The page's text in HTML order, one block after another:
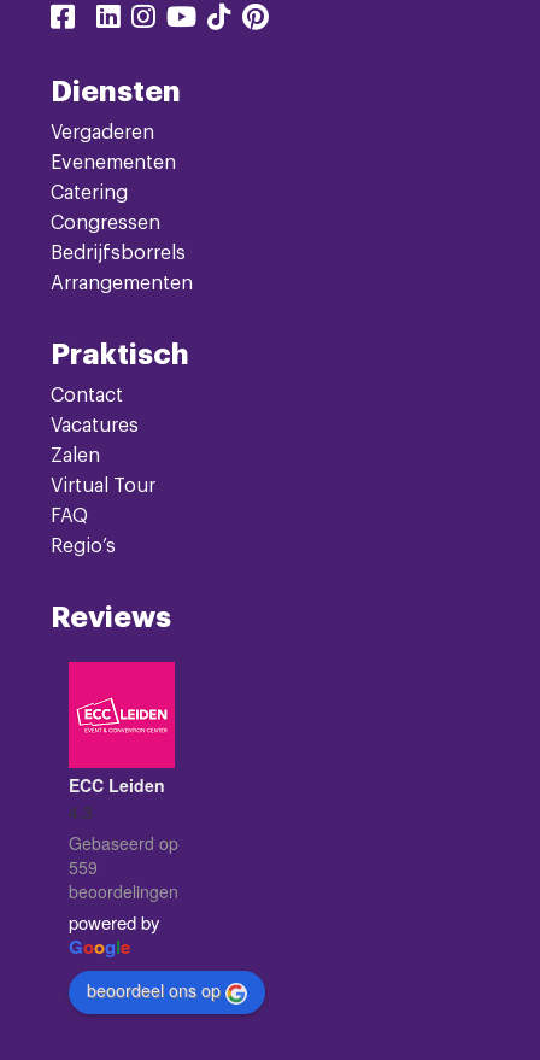
Delen
via
Delen
via
Delen
via
Delen
via
Delen
via
Delen
via
Delen
Diensten
Vergaderen
Evenementen
Catering
Congressen
Bedrijfsborrels
Arrangementen
Praktisch
Contact
Vacatures
Zalen
Virtual Tour
FAQ
Regio’s
Reviews
ECC Leiden
4.3
Gebaseerd op
559
beoordelingen
powered by
Google
beoordeel ons op